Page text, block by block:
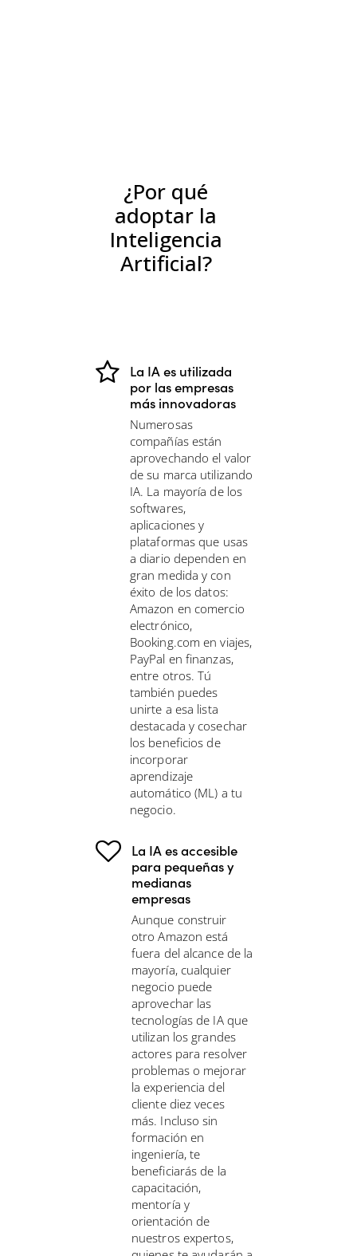
¿Por qué
adoptar la
Inteligencia
Artificial?
La IA es utilizada
por las empresas
más innovadoras
Numerosas
compañías están
aprovechando el valor
de su marca utilizando
IA. La mayoría de los
softwares,
aplicaciones y
plataformas que usas
a diario dependen en
gran medida y con
éxito de los datos:
Amazon en comercio
electrónico,
Booking.com en viajes,
PayPal en finanzas,
entre otros. Tú
también puedes
unirte a esa lista
destacada y cosechar
los beneficios de
incorporar
aprendizaje
automático (ML) a tu
negocio.
La IA es accesible
para pequeñas y
medianas
empresas
Aunque construir
otro Amazon está
fuera del alcance de la
mayoría, cualquier
negocio puede
aprovechar las
tecnologías de IA que
utilizan los grandes
actores para resolver
problemas o mejorar
la experiencia del
cliente diez veces
más. Incluso sin
formación en
ingeniería, te
beneficiarás de la
capacitación,
mentoría y
orientación de
nuestros expertos,